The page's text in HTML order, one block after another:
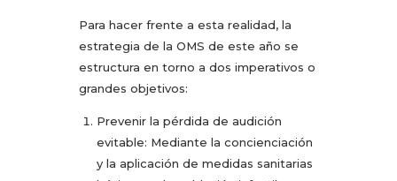
Para hacer frente a esta realidad, la
estrategia de la OMS de este año se
estructura en torno a dos imperativos o
grandes objetivos:
Prevenir la pérdida de audición
evitable: Mediante la concienciación
y la aplicación de medidas sanitarias